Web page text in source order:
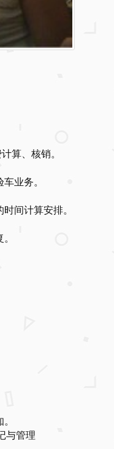
算、核销。
业务。
间计算安排。
与管理